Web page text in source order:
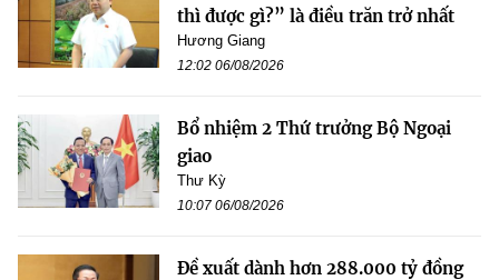
thì được gì?” là điều trăn trở nhất
Hương Giang
12:02 06/08/2026
Bổ nhiệm 2 Thứ trưởng Bộ Ngoại
giao
Thư Kỳ
10:07 06/08/2026
Đề xuất dành hơn 288.000 tỷ đồng